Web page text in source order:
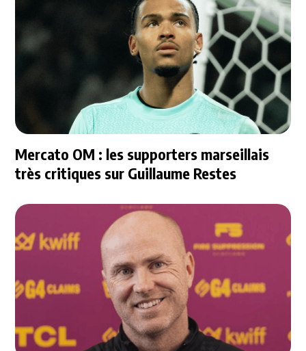
Mercato OM : les supporters marseillais
très critiques sur Guillaume Restes